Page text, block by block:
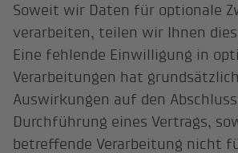
Soweit wir Daten für optionale
verarbeiten, teilen wir Ihnen
Eine fehlende Einwilligung in
Verarbeitungen hat
Auswirkungen auf den
Durchführung eines Vertrags,
betreffende Verarbeitung nicht